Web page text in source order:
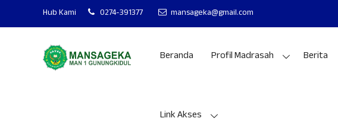
Hub Kami 0274-391377 mansageka@gmail.com
MAN 1 GUNUNGKIDUL MANTAP -
Beranda Profil Madrasah Berita
Link Akses